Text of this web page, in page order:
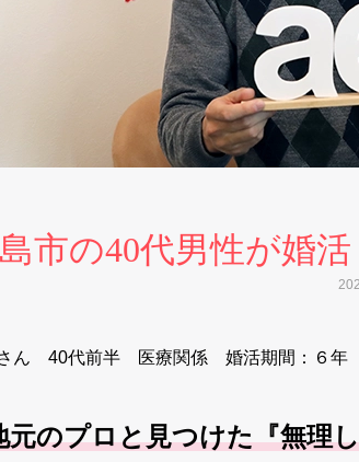
市の40代男性が婚
ん 40代前半 医療関係 婚活期間：６年
元のプロと見つけた『無理